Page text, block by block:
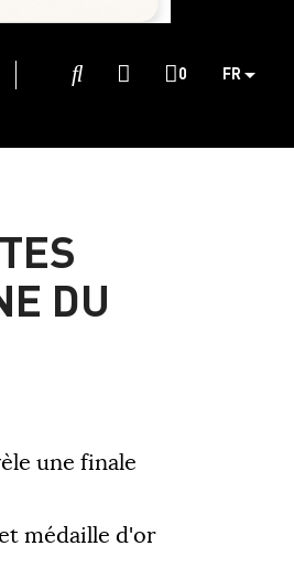
0 FR
DU
une finale
médaille d'or